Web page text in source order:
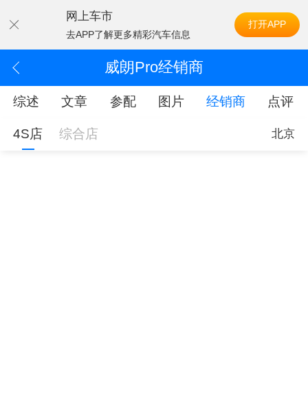
网上车市
去APP了解更多精彩汽车信息
打开APP
威朗Pro经销商
综述 文章 参配 图片 经销商 点评
4S店 综合店 北京